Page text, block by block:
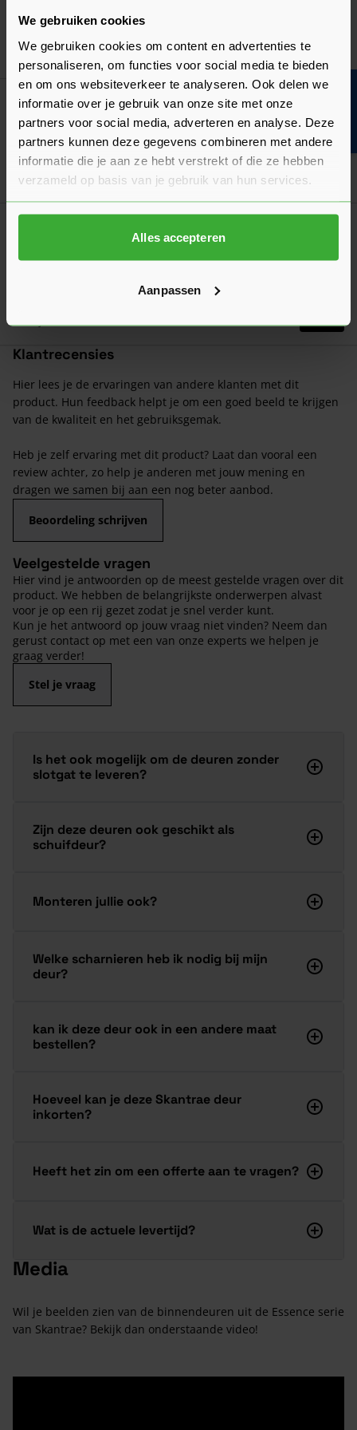
We gebruiken cookies
We gebruiken cookies om content en advertenties te
personaliseren, om functies voor social media te bieden
en om ons websiteverkeer te analyseren. Ook delen we
informatie over je gebruik van onze site met onze
partners voor social media, adverteren en analyse. Deze
partners kunnen deze gegevens combineren met andere
informatie die je aan ze hebt verstrekt of die ze hebben
verzameld op basis van je gebruik van hun services.
Alles accepteren
Aanpassen
je zowel een opdekdeur als stompe deur opmeet!
Leestijd: 2 minuten
Algemeen
Scharnieren: welke heb je nodig en hoeveel?
Lees hier welke scharnieren je nodig hebt en hoeveel!
Laatst gewijzigd: Februari 2026
Leestijd: 2 minuten
Wat is het verschil tussen opdek en stomp?
Lees
Klantrecensies
Hier lees je de ervaringen van andere klanten met dit
product. Hun feedback helpt je om een goed beeld te krijgen
van de kwaliteit en het gebruiksgemak.
Heb je zelf ervaring met dit product? Laat dan vooral een
review achter, zo help je anderen met jouw mening en
dragen we samen bij aan een nog beter aanbod.
Beoordeling schrijven
Veelgestelde vragen
Hier vind je antwoorden op de meest gestelde vragen over dit
product. We hebben de belangrijkste onderwerpen alvast
voor je op een rij gezet zodat je snel verder kunt.
Kun je het antwoord op jouw vraag niet vinden? Neem dan
gerust contact op met een van onze experts we helpen je
graag verder!
Stel je vraag
Is het ook mogelijk om de deuren zonder
slotgat te leveren?
Zijn deze deuren ook geschikt als
schuifdeur?
Monteren jullie ook?
Welke scharnieren heb ik nodig bij mijn
deur?
kan ik deze deur ook in een andere maat
bestellen?
Hoeveel kan je deze Skantrae deur
inkorten?
Heeft het zin om een offerte aan te vragen?
Wat is de actuele levertijd?
Media
Wil je beelden zien van de binnendeuren uit de Essence serie
van Skantrae? Bekijk dan onderstaande video!